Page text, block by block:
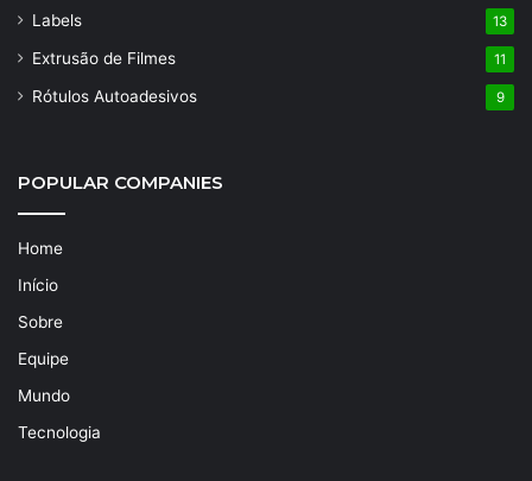
Labels 13
Extrusão de Filmes 11
Rótulos Autoadesivos 9
POPULAR COMPANIES
Home
Início
Sobre
Equipe
Mundo
Tecnologia